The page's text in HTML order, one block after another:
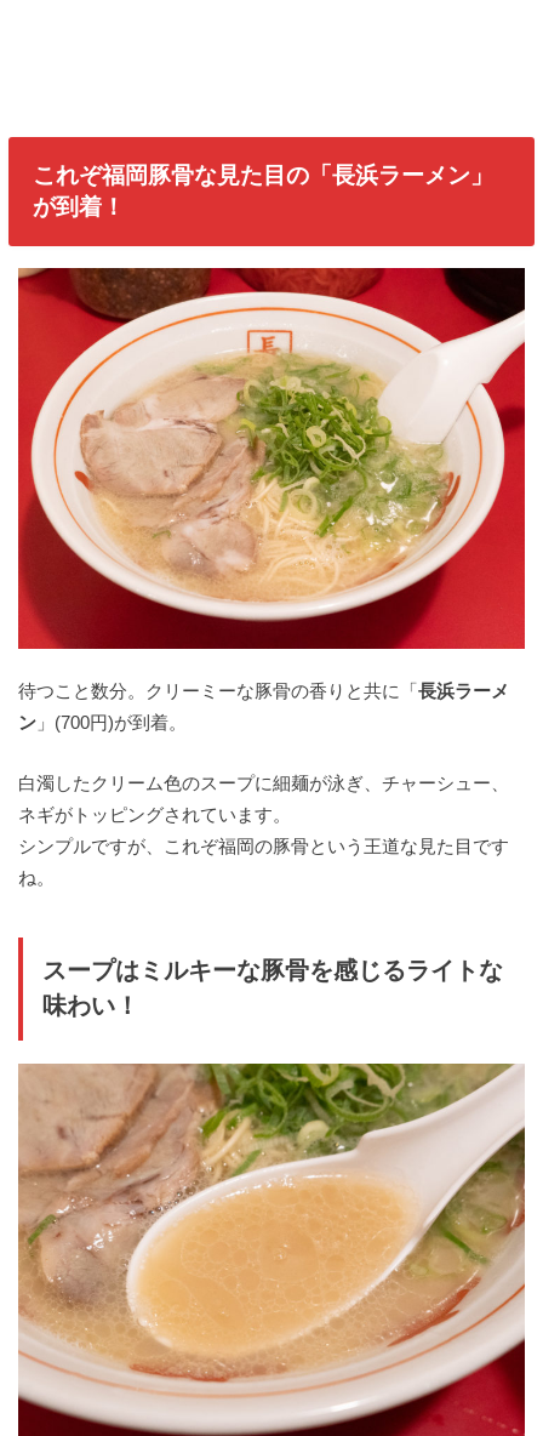
これぞ福岡豚骨な見た目の「長浜ラーメン」
が到着！
待つこと数分。クリーミーな豚骨の香りと共に「 長浜ラーメ
ン 」(700円)が到着。
白濁したクリーム色のスープに細麺が泳ぎ、チャーシュー、
ネギがトッピングされています。
シンプルですが、これぞ福岡の豚骨という王道な見た目です
ね。
スープはミルキーな豚骨を感じるライトな
味わい！